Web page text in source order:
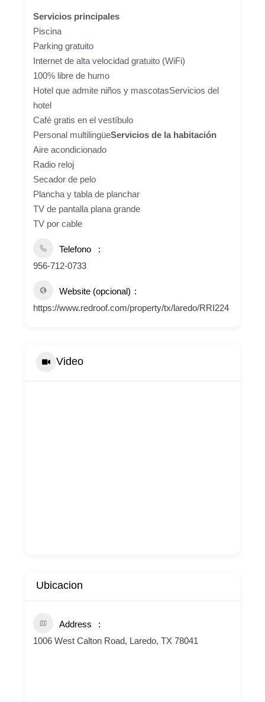
Servicios principales
Piscina
Parking gratuito
Internet de alta velocidad gratuito (WiFi)
100% libre de humo
Hotel que admite niños y mascotasServicios del
hotel
Café gratis en el vestíbulo
Personal multilingüeServicios de la habitación
Aire acondicionado
Radio reloj
Secador de pelo
Plancha y tabla de planchar
TV de pantalla plana grande
TV por cable
Telefono
956-712-0733
Website (opcional)
https://www.redroof.com/property/tx/laredo/RRI224
Video
Ubicacion
Address
1006 West Calton Road, Laredo, TX 78041